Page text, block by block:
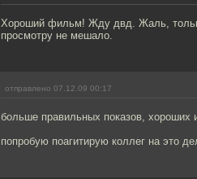
Хороший фильм! Жду двд. Жаль,
просмотру не мешало.
отправлено 07.12.09 00:17
больше правильных показов, хороших
попробую поагитирую коллег на это